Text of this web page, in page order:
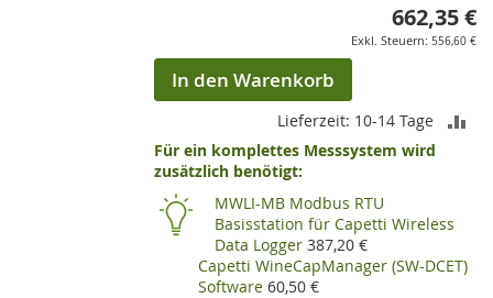
662,35 €
556,60 €
In den Warenkorb
Lieferzeit: 10-14 Tage
Für ein komplettes Messsystem wird
zusätzlich benötigt:
MWLI-MB Modbus RTU
Basisstation für Capetti Wireless
Data Logger 387,20 €
Capetti WineCapManager (SW-DCET)
Software 60,50 €